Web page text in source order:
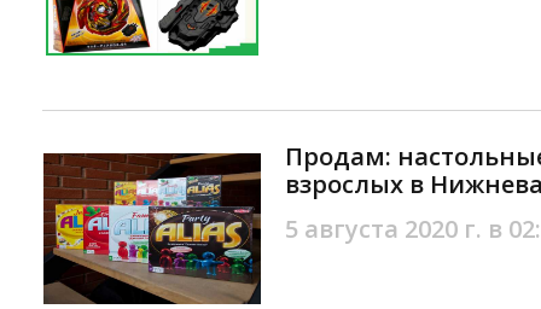
Продам:
взрослых в
5 августа 2020 г. в